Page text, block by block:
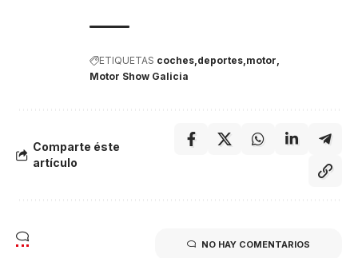
ETIQUETAS coches deportes motor
Motor Show Galicia
Comparte éste
artículo
NO HAY COMENTARIOS